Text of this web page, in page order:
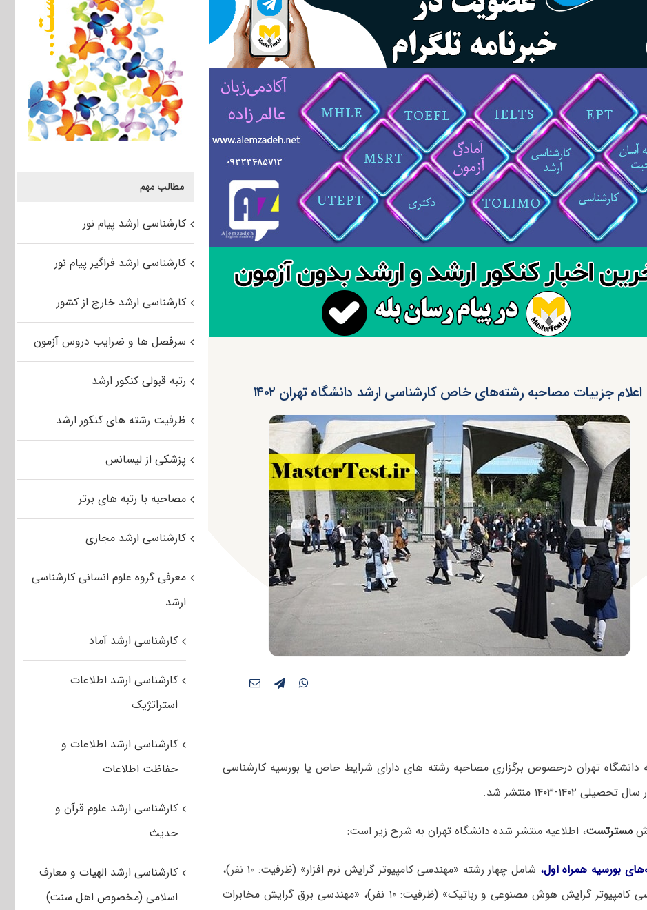
اعلام جزییات مصاحبه رشته‌های خاص کارشناسی ارشد دانشگاه تهران ۱۴۰۲
دانشگاه تهران درخصوص برگزاری مصاحبه رشته های دارای شرایط خاص یا بورسیه کارشناسی
۱۴۰۲-۱۴۰۳ منتشر شد.
مسترتست، اطلاعیه منتشر شده دانشگاه تهران به شرح زیر است:
،
شامل چهار رشته «مهندسی کامپیوتر گرایش نرم افزار» (ظرفیت: ۱۰ نفر)،
«مهندسی کامپیوتر گرایش هوش مصنوعی و رباتیک» (ظرفیت: ۱۰ نفر)، «مهندسی برق گرایش مخابرات
مطالب مهم
کارشناسی ارشد پیام نور
کارشناسی ارشد فراگیر پیام نور
کارشناسی ارشد خارج از کشور
سرفصل ها و ضرایب دروس آزمون
رتبه قبولی کنکور ارشد
ظرفیت رشته های کنکور ارشد
پزشکی از لیسانس
مصاحبه با رتبه های برتر
کارشناسی ارشد مجازی
معرفی گروه علوم انسانی کارشناسی
ارشد
کارشناسی ارشد آماد
کارشناسی ارشد اطلاعات
استراتژیک
کارشناسی ارشد اطلاعات و
حفاظت اطلاعات
کارشناسی ارشد علوم قرآن و
حدیث
کارشناسی ارشد الهیات و معارف
اسلامی (مخصوص اهل سنت)